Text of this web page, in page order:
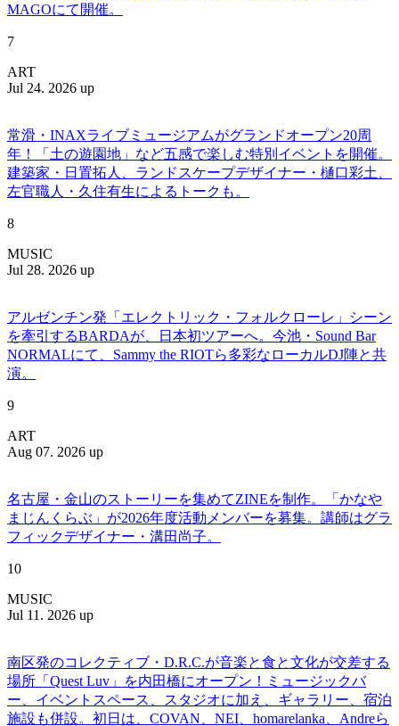
MAGOにて開催。
7
ART
Jul 24. 2026 up
常滑・INAXライブミュージアムがグランドオープン20周
年！「土の遊園地」など五感で楽しむ特別イベントを開催。
建築家・日置拓人、ランドスケープデザイナー・樋口彩土、
左官職人・久住有生によるトークも。
8
MUSIC
Jul 28. 2026 up
アルゼンチン発「エレクトリック・フォルクローレ」シーン
を牽引するBARDAが、日本初ツアーへ。今池・Sound Bar
NORMALにて、Sammy the RIOTら多彩なローカルDJ陣と共
演。
9
ART
Aug 07. 2026 up
名古屋・金山のストーリーを集めてZINEを制作。「かなや
まじんくらぶ」が2026年度活動メンバーを募集。講師はグラ
フィックデザイナー・溝田尚子。
10
MUSIC
Jul 11. 2026 up
南区発のコレクティブ・D.R.C.が⾳楽と⾷と⽂化が交差する
場所「Quest Luv」を内田橋にオープン！ミュージックバ
ー、イベントスペース、スタジオに加え、ギャラリー、宿泊
施設も併設。初日は、COVAN、NEI、homarelanka、Andreら